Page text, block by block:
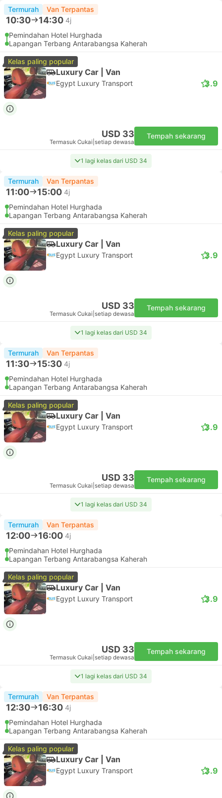
Termurah Van Terpantas
10:30 14:30 4j
Pemindahan Hotel Hurghada
Lapangan Terbang Antarabangsa Kaherah
Kelas paling popular
Luxury Car | Van
Egypt Luxury Transport 3.9
USD 33
Termasuk Cukai setiap dewasa
Tempah sekarang
1 lagi kelas dari USD 34
Termurah Van Terpantas
11:00 15:00 4j
Pemindahan Hotel Hurghada
Lapangan Terbang Antarabangsa Kaherah
Kelas paling popular
Luxury Car | Van
Egypt Luxury Transport 3.9
USD 33
Termasuk Cukai setiap dewasa
Tempah sekarang
1 lagi kelas dari USD 34
Termurah Van Terpantas
11:30 15:30 4j
Pemindahan Hotel Hurghada
Lapangan Terbang Antarabangsa Kaherah
Kelas paling popular
Luxury Car | Van
Egypt Luxury Transport 3.9
USD 33
Termasuk Cukai setiap dewasa
Tempah sekarang
1 lagi kelas dari USD 34
Termurah Van Terpantas
12:00 16:00 4j
Pemindahan Hotel Hurghada
Lapangan Terbang Antarabangsa Kaherah
Kelas paling popular
Luxury Car | Van
Egypt Luxury Transport 3.9
USD 33
Termasuk Cukai setiap dewasa
Tempah sekarang
1 lagi kelas dari USD 34
Termurah Van Terpantas
12:30 16:30 4j
Pemindahan Hotel Hurghada
Lapangan Terbang Antarabangsa Kaherah
Kelas paling popular
Luxury Car | Van
Egypt Luxury Transport 3.9